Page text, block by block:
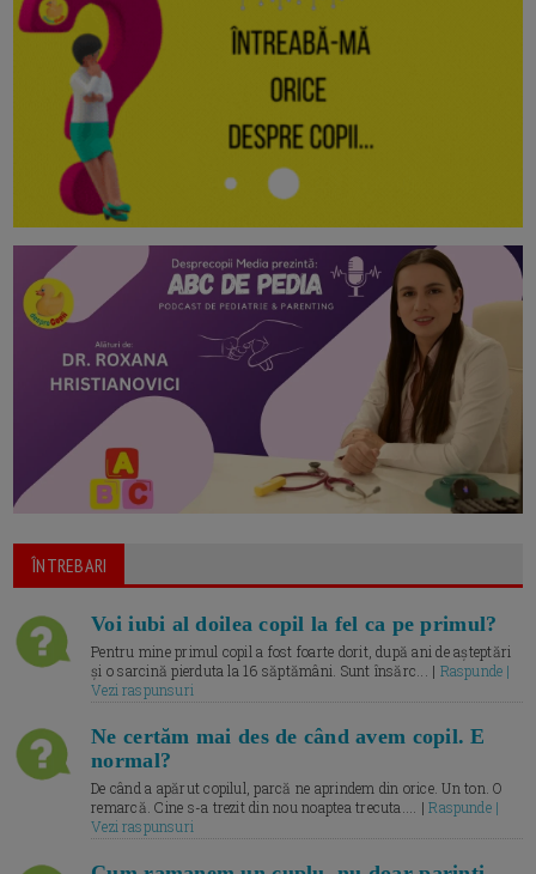
ÎNTREBARI
Voi iubi al doilea copil la fel ca pe primul?
Pentru mine primul copil a fost foarte dorit, după ani de așteptări
și o sarcină pierduta la 16 săptămâni. Sunt însărc... | Raspunde |
Vezi raspunsuri
Ne certăm mai des de când avem copil. E
normal?
De când a apărut copilul, parcă ne aprindem din orice. Un ton. O
remarcă. Cine s-a trezit din nou noaptea trecuta.... |Raspunde |
Vezi raspunsuri